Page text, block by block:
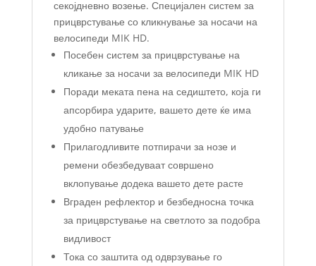
секојдневно возење. Специјален систем за
прицврстување со кликнување за носачи на
велосипеди MIK HD.
Посебен систем за прицврстување на
кликање за носачи за велосипеди MIK HD
Поради меката пена на седиштето, која ги
апсорбира ударите, вашето дете ќе има
удобно патување
Прилагодливите потпирачи за нозе и
ремени обезбедуваат совршено
вклопување додека вашето дете расте
Вграден рефлектор и безбедносна точка
за прицврстување на светлото за подобра
видливост
Тока со заштита од одврзување го